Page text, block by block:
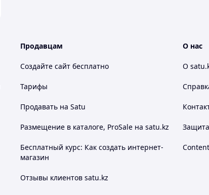
Продавцам
Создайте сайт бесплатно
Тарифы
Продавать на Satu
Размещение в каталоге, ProSale на satu.kz
Бесплатный курс: Как создать интернет-
магазин
Отзывы клиентов satu.kz
О нас
О